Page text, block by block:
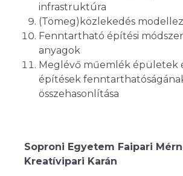
infrastruktúra
(Tömeg)közlekedés
Fenntartható építési
anyagok
Meglévő műemlék épületek
építések
összehasonlítása
Soproni Egyetem Faipari
Kreatívipari Karán